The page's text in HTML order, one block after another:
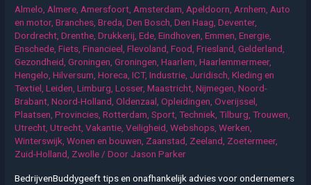
Almelo Almere Amersfoort Amsterdam Apeldoorn Arnhem Auto
en motor,Branches ,Breda ,Den Bosch ,Den Haag ,Deventer,
Dordrecht ,Drenthe ,Drukkerij ,Ede ,Eindhoven ,Emmen ,Energie
Enschede ,Fiets ,Financieel ,Flevoland ,Food ,Friesland ,Gelderland
Gezondheid ,Groningen ,Groningen ,Haarlem ,Haarlemmermeer,
Hengelo ,Hilversum ,Horeca ,ICT,Industrie Juridisch ,Kleding en
Textiel ,Leiden ,Limburg ,Losser,Maastricht ,Nijmegen ,Noord-
Brabant ,Noord-Holland ,Oldenzaal ,Opleidingen ,Overijssel
Plaatsen ,Provincies ,Rotterdam ,Sport ,Techniek ,Tilburg ,Trouwen
Utrecht ,Utrecht ,Vakantie ,Veiligheid ,Webshops ,Werken
Winterswijk ,Wonen en bouwen Zaanstad Zeeland Zoetermeer,
Zuid-Holland Zwolle / Door Jason Parker
BedrijvenBuddygeeft tips en onafhankelijk advies voor ondernemers